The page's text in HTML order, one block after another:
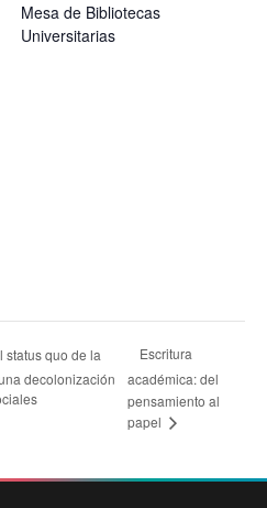
Mesa de Bibliotecas
Universitarias
status quo de la
decolonización
Escritura
académica: del
pensamiento al
papel